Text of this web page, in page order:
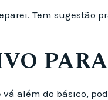
Tem sugestão
além do básico,